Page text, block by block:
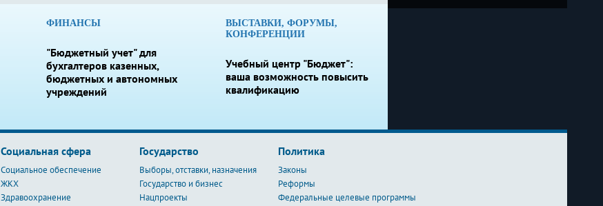
ФИНАНСЫ
"Бюджетный учет" для
бухгалтеров казенных,
бюджетных и автономных
учреждений
ВЫСТАВКИ, ФОРУМЫ,
КОНФЕРЕНЦИИ
Учебный центр "Бюджет":
ваша возможность повысить
квалификацию
Социальная сфера
Социальное обеспечение
ЖКХ
Здравоохранение
Государство
Выборы, отставки, назначения
Государство и бизнес
Нацпроекты
Политика
Законы
Реформы
Федеральные целевые программы